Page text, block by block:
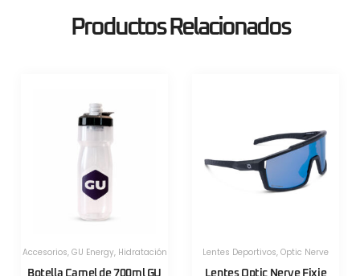
Productos Relacionados
Herramientas,
Herramientas,